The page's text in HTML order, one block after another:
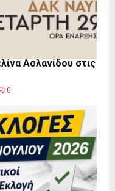
Ασλανίδου στις
0